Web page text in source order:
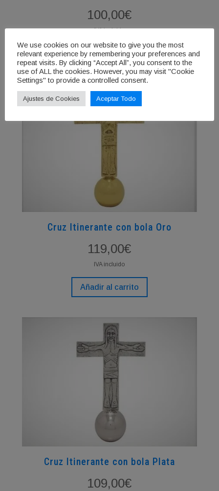
100,00€
IVA incluido
Añadir al carrito
Cruz Itinerante con bola Oro
119,00€
IVA incluido
Añadir al carrito
Cruz Itinerante con bola Plata
109,00€
We use cookies on our website to give you the most
relevant experience by remembering your preferences and
repeat visits. By clicking “Accept All”, you consent to the
use of ALL the cookies. However, you may visit "Cookie
Settings" to provide a controlled consent.
Ajustes de Cookies Aceptar Todo